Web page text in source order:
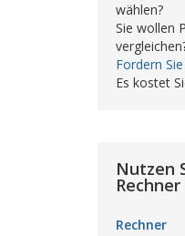
wählen?
Sie wollen
Fordern
Es kostet
Nutzen
Rechner
Rechner